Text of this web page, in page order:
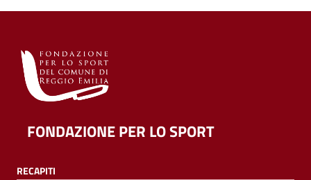
FONDAZIONE PER LO SPORT
RECAPITI